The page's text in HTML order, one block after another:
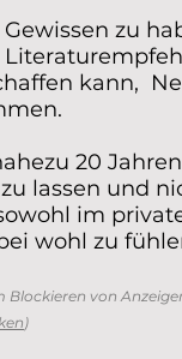
zu
kann,
20
lassen und
im
wohl zu
von
)